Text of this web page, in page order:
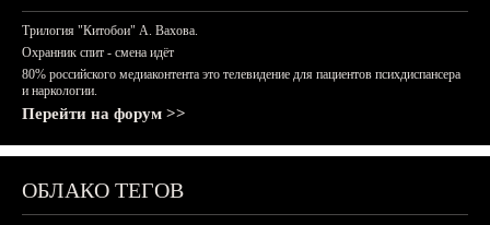
Трилогия "Китобои" А. Вахова.
Охранник спит - смена идёт
80% российского медиаконтента это телевидение для пациентов психдиспансера
и наркологии.
Перейти на форум >>
ОБЛАКО ТЕГОВ